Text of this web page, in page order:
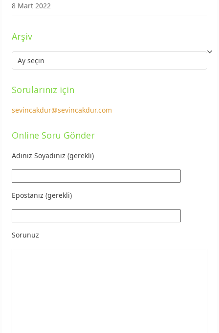
8 Mart 2022
Arşiv
Sorularınız için
sevincakdur@sevincakdur.com
Online Soru Gönder
Adınız Soyadınız (gerekli)
Epostanız (gerekli)
Sorunuz